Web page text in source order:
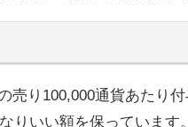
売り100,000通貨あたり
りいい額を保っています。